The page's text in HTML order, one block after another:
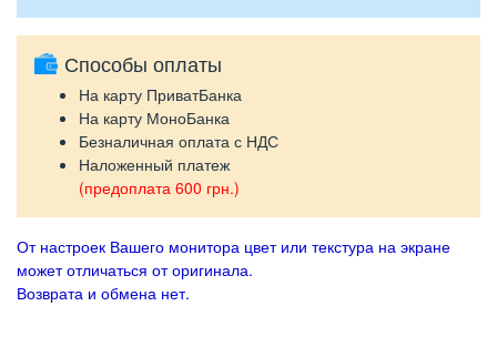
Способы оплаты
На карту ПриватБанка
На карту МоноБанка
Безналичная оплата с НДС
Наложенный платеж
(предоплата 600 грн.)
От настроек Вашего монитора цвет или текстура на экране
может отличаться от оригинала.
Возврата и обмена нет.